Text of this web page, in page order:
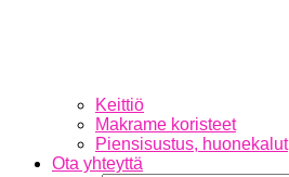
Keittiö
Makrame koristeet
Piensisustus, huonekalut
Ota yhteyttä